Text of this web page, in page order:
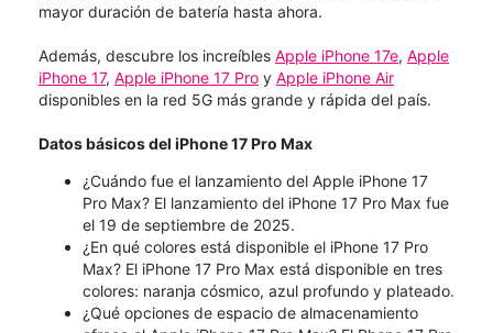
mayor duración de batería hasta ahora.
Además, descubre los increíbles Apple iPhone 17e, Apple
iPhone 17, Apple iPhone 17 Pro y Apple iPhone Air
disponibles en la red 5G más grande y rápida del país.
Datos básicos del iPhone 17 Pro Max
¿Cuándo fue el lanzamiento del Apple iPhone 17
Pro Max? El lanzamiento del iPhone 17 Pro Max fue
el 19 de septiembre de 2025.
¿En qué colores está disponible el iPhone 17 Pro
Max? El iPhone 17 Pro Max está disponible en tres
colores: naranja cósmico, azul profundo y plateado.
¿Qué opciones de espacio de almacenamiento